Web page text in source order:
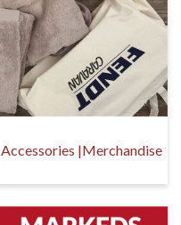
Accessories |Merchandise